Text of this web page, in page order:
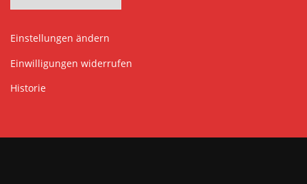
Einstellungen ändern
Einwilligungen widerrufen
Historie